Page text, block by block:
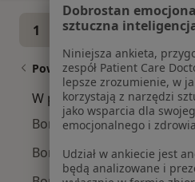
1 2 3 4 5
Powiązane wyszukiwania
W pobliżu Poznania
Borderline w Gnieznie
Borderline w Środzie
Dobrostan
sztuczna
Niniejsza ankieta,
zespół Patient Care
lepsze zrozumienie, w
korzystają z narzędzi
jako wsparcia dla
emocjonalnego i
Udział w ankiecie jest
będą analizowane i